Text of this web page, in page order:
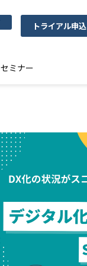
トライアル申込
セミナー